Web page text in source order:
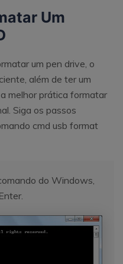
Um
um pen drive, o
além de ter um
melhor prática formatar
Siga os passos
cmd usb format
do Windows,